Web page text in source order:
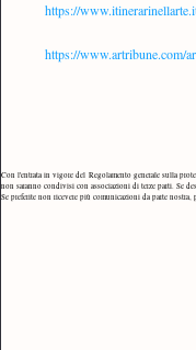
https://
https://www.artribune.com/
Con l'entrata in vigore del Regolamento generale sulla
non saranno condivisi con associazioni di terze parti. Se
Se preferite non ricevere più comunicazioni da parte nostra,